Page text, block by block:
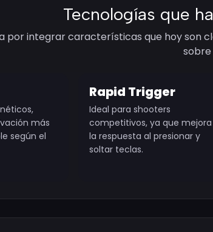
Tecnologías que
por integrar características que hoy son
sobre
más
según el
Rapid Trigger
Ideal para shooters
competitivos, ya que mejora
la respuesta al presionar y
soltar teclas.